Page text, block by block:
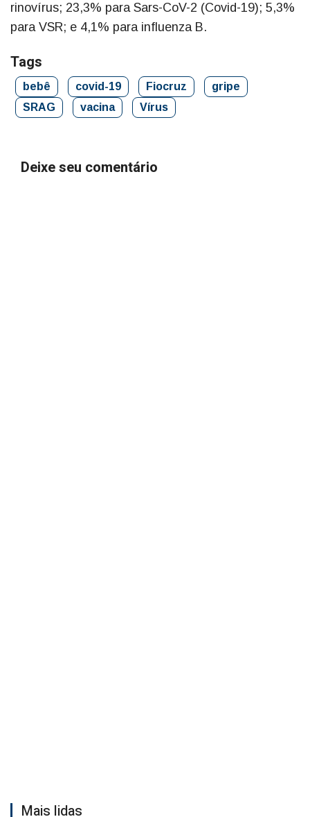
rinovírus; 23,3% para Sars-CoV-2 (Covid-19); 5,3%
para VSR; e 4,1% para influenza B.
Tags
bebê covid-19 Fiocruz
gripe
SRAG
vacina Vírus
Deixe seu comentário
Mais lidas